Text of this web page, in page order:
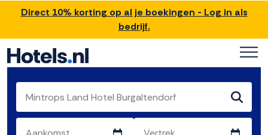
Direct 10% korting op al je boekingen - Log in als
bedrijf.